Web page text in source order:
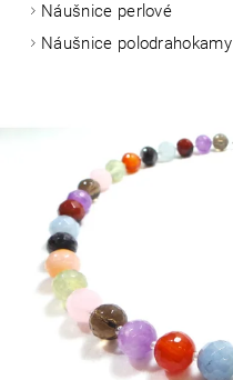
Náušnice perlové
Náušnice polodrahokamy